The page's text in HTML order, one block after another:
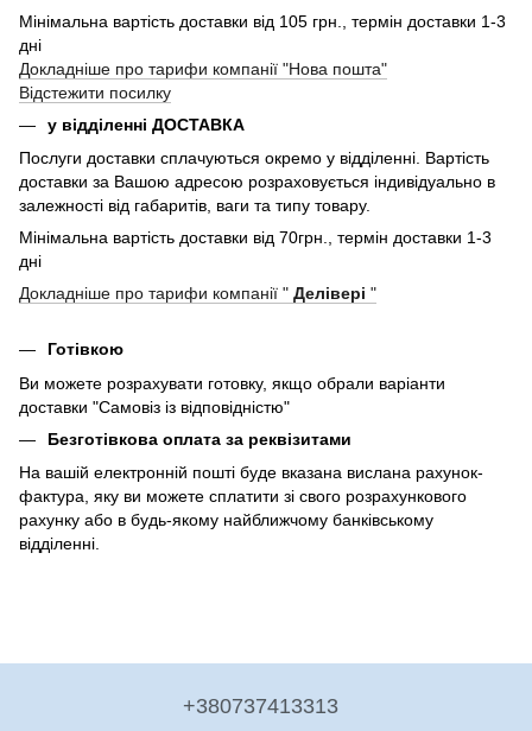
Мінімальна вартість доставки від 105 грн., термін доставки 1-3
дні
Докладніше про тарифи компанії "Нова пошта"
Відстежити посилку
у відділенні ДОСТАВКА
Послуги доставки сплачуються окремо у відділенні. Вартість
доставки за Вашою адресою розраховується індивідуально в
залежності від габаритів, ваги та типу товару.
Мінімальна вартість доставки від 70грн., термін доставки 1-3
дні
Докладніше про тарифи компанії " Делівері "
Готівкою
Ви можете розрахувати готовку, якщо обрали варіанти
доставки "Самовіз із відповідністю"
Безготівкова оплата за реквізитами
На вашій електронній пошті буде вказана вислана рахунок-
фактура, яку ви можете сплатити зі свого розрахункового
рахунку або в будь-якому найближчому банківському
відділенні.
+380737413313